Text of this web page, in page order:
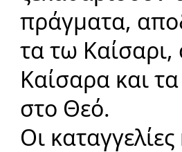
πράγματα,
τα τω Καίσαρι,
Καίσαρα και
στο Θεό.
Οι καταγγελίες